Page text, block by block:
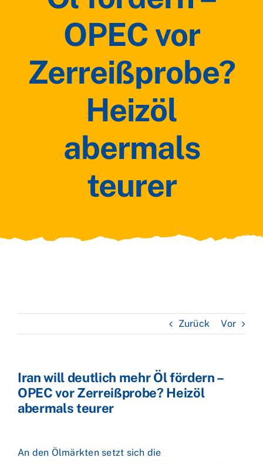
OPEC vor
Zerreißprobe?
Heizöl
abermals
teurer
Zurück Vor
Iran will deutlich mehr Öl fördern –
OPEC vor Zerreißprobe? Heizöl
abermals teurer
An den Ölmärkten setzt sich die